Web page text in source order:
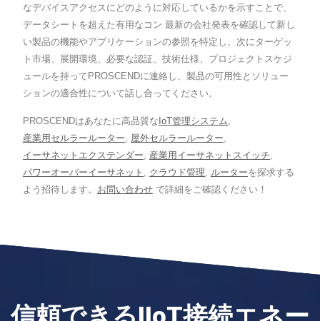
なデバイスアクセスにどのように対応しているかを示すことで、
データシートを超えた有用なコン 最新の会社発表を確認して新し
い製品の機能やアプリケーションの参照を特定し、次にターゲッ
ト市場、展開環境、必要な認証、技術仕様、プロジェクトスケジ
ュールを持ってPROSCENDに連絡し、製品の可用性とソリュー
ションの適合性について話し合ってください。
PROSCENDはあなたに高品質なIoT管理システム
産業用セルラールーター
屋外セルラールーター
イーサネットエクステンダー
産業用イーサネットスイッチ
パワーオーバーイーサネット
クラウド管理 ルーターを探求する
よう招待します。 お問い合わせ で詳細をご確認ください！